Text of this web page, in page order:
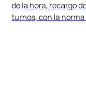
de la hora, recargo
turnos, con la